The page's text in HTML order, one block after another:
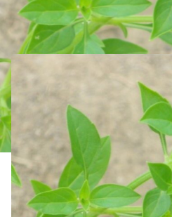
Accueil > Produits > Graines
Basilic Fin Vert Bio